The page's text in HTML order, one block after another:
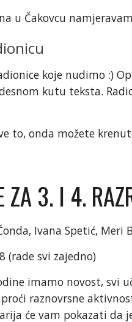
u Čakovcu
koje nudimo :)
kutu teksta.
to, onda možete
ZA 3. I 4.
Ivana Spetić, Meri
(rade svi zajedno)
imamo novost, svi
raznovrsne
će vam pokazati